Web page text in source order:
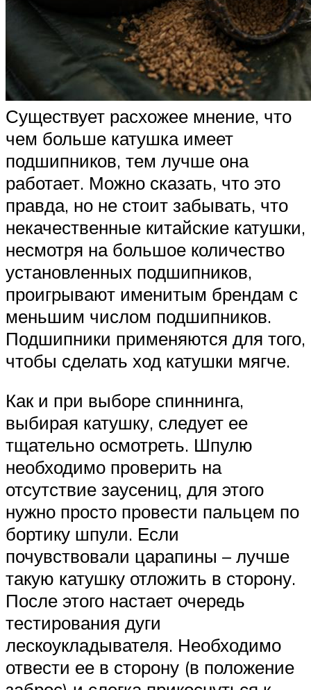
Существует расхожее мнение, что
чем больше катушка имеет
подшипников, тем лучше она
работает. Можно сказать, что это
правда, но не стоит забывать, что
некачественные китайские катушки,
несмотря на большое количество
установленных подшипников,
проигрывают именитым брендам с
меньшим числом подшипников.
Подшипники применяются для того,
чтобы сделать ход катушки мягче.
Как и при выборе спиннинга,
выбирая катушку, следует ее
тщательно осмотреть. Шпулю
необходимо проверить на
отсутствие заусениц, для этого
нужно просто провести пальцем по
бортику шпули. Если
почувствовали царапины – лучше
такую катушку отложить в сторону.
После этого настает очередь
тестирования дуги
лескоукладывателя. Необходимо
отвести ее в сторону (в положение